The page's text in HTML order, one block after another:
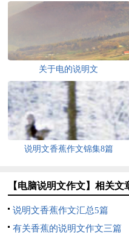
关于电的说明文
说明文香蕉作文锦集8篇
【电脑说明文作文】相关文
说明文香蕉作文汇总5篇
有关香蕉的说明文作文三篇